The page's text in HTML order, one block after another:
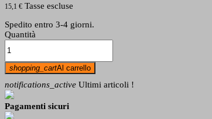
15,1 € Tasse escluse
Spedito entro 3-4 giorni.
Quantità
shopping_cartAl carrello
notifications_active Ultimi articoli !
Pagamenti sicuri